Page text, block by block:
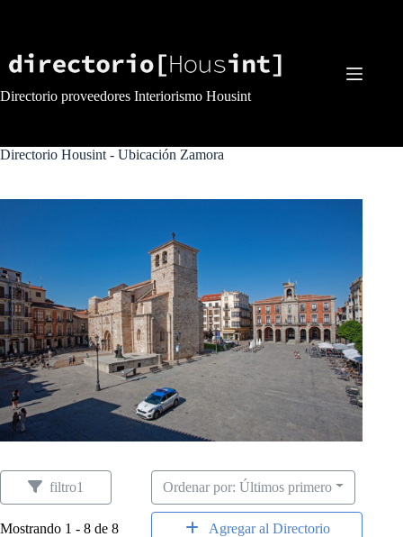
Directorio proveedores Interiorismo Housint
Directorio Housint - Ubicación Zamora
filtro1
Mostrando 1 - 8 de 8
Ordenar por: Últimos primero
Agregar al Directorio